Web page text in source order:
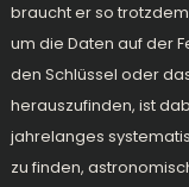
braucht er so
um die Daten auf der
den Schlüssel oder
herauszufinden, ist
jahrelanges
zu finden,